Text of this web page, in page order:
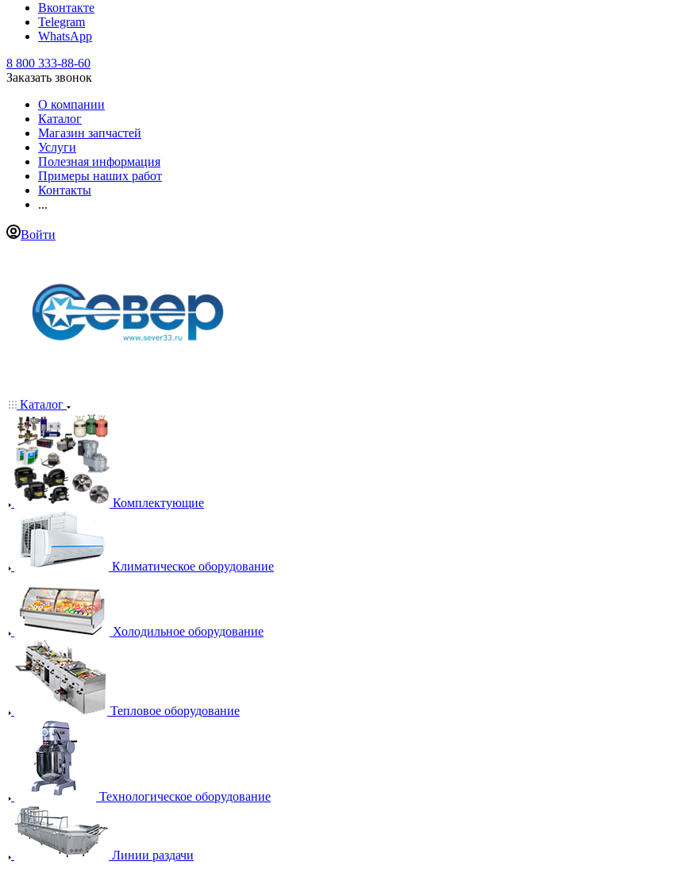
Вконтакте
Telegram
WhatsApp
8 800 333-88-60
Заказать звонок
О компании
Каталог
Магазин запчастей
Услуги
Полезная информация
Примеры наших работ
Контакты
...
Войти
Каталог
Комплектующие
Климатическое оборудование
Холодильное оборудование
Тепловое оборудование
Технологическое оборудование
Линии раздачи